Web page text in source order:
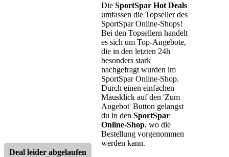
Die SportSpar Hot Deals
umfassen die Topseller des
SportSpar Online-Shops!
Bei den Topsellern handelt
es sich um Top-Angebote,
die in den letzten 24h
besonders stark
nachgefragt wurden im
SportSpar Online-Shop.
Durch einen einfachen
Mausklick auf den 'Zum
Angebot' Button gelangst
du in den SportSpar
Online-Shop, wo die
Bestellung vorgenommen
werden kann.
Deal leider abgelaufen